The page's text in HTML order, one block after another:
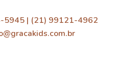
5945 | (21) 99121-4962